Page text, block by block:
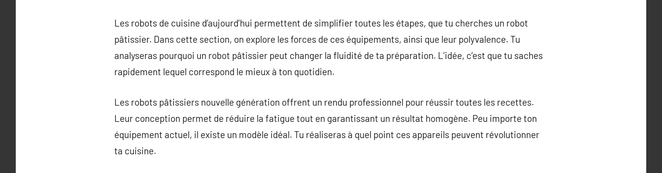
Les robots de cuisine d’aujourd’hui permettent de simplifier toutes les étapes, que tu cherches un robot
pâtissier. Dans cette section, on explore les forces de ces équipements, ainsi que leur polyvalence. Tu
analyseras pourquoi un robot pâtissier peut changer la fluidité de ta préparation. L’idée, c’est que tu saches
rapidement lequel correspond le mieux à ton quotidien.
Les robots pâtissiers nouvelle génération offrent un rendu professionnel pour réussir toutes les recettes.
Leur conception permet de réduire la fatigue tout en garantissant un résultat homogène. Peu importe ton
équipement actuel, il existe un modèle idéal. Tu réaliseras à quel point ces appareils peuvent révolutionner
ta cuisine.